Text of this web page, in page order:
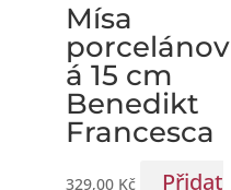
Mísa
porcelánov
á 15 cm
Benedikt
Francesca
329,00 Kč
Přidat